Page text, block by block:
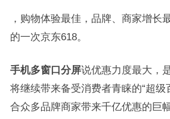
，购物体验最佳，品牌、商家增长
的一次京东618。
手机多窗口分屏说优惠力度最大，
将继续带来备受消费者青睐的“超级
合众多品牌商家带来千亿优惠的巨